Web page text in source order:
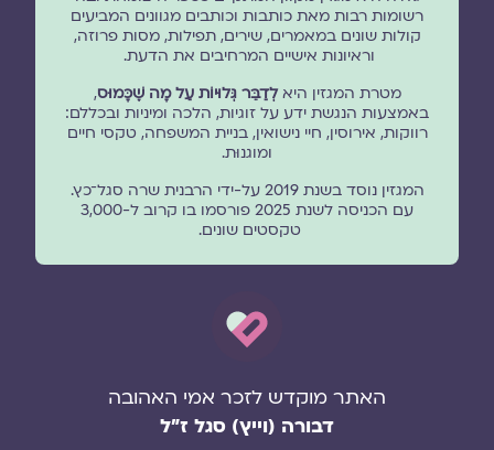
רשומות רבות מאת כותבות וכותבים מגוונים המביעים
קולות שונים במאמרים, שירים, תפילות, מסות פרוזה,
וראיונות אישיים המרחיבים את הדעת.
מטרת המגזין היאלְדַבֵּר גְּלוּיוֹת עַל מָה שֶׁכָּמוּס,
באמצעות הנגשת ידע על זוגיות, הלכה ומיניות ובכללם:
רווקות, אירוסין, חיי נישואין, בניית המשפחה, טקסי חיים
ומוגנוּת.
המגזין נוסד בשנת 2019 על-ידי הרבנית שרה סגל־כץ.
עם הכניסה לשנת 2025 פורסמו בו קרוב ל-3,000
טקסטים שונים.
האתר מוקדש לזכר אמי האהובה
דבורה (וייץ) סגל ז"ל